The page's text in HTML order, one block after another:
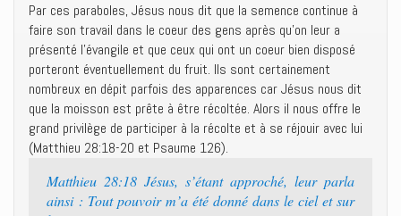
Par ces paraboles, Jésus nous dit que la semence continue à
faire son travail dans le coeur des gens après qu’on leur a
présenté l’évangile et que ceux qui ont un coeur bien disposé
porteront éventuellement du fruit. Ils sont certainement
nombreux en dépit parfois des apparences car Jésus nous dit
que la moisson est prête à être récoltée. Alors il nous offre le
grand privilège de participer à la récolte et à se réjouir avec lui
(Matthieu 28:18-20 et Psaume 126).
Matthieu 28:18 Jésus, s’étant approché, leur parla
ainsi : Tout pouvoir m’a été donné dans le ciel et sur